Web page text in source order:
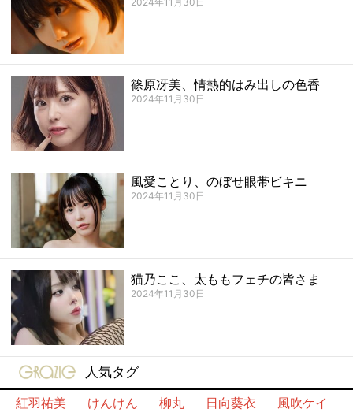
篠原冴美、情熱的はみ出しの色香
2024年11月30日
風愛ことり、のぼせ眼帯ビキニ
2024年11月30日
猫乃ここ、太ももフェチの皆さま
2024年11月30日
gravure-grazie
人気タグ
紅羽祐美
けんけん 柳丸 日向葵衣
風吹ケイ